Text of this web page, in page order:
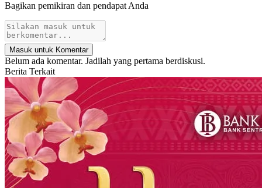
Bagikan pemikiran dan pendapat Anda
Masuk untuk Komentar
Belum ada komentar. Jadilah yang pertama berdiskusi.
Berita Terkait